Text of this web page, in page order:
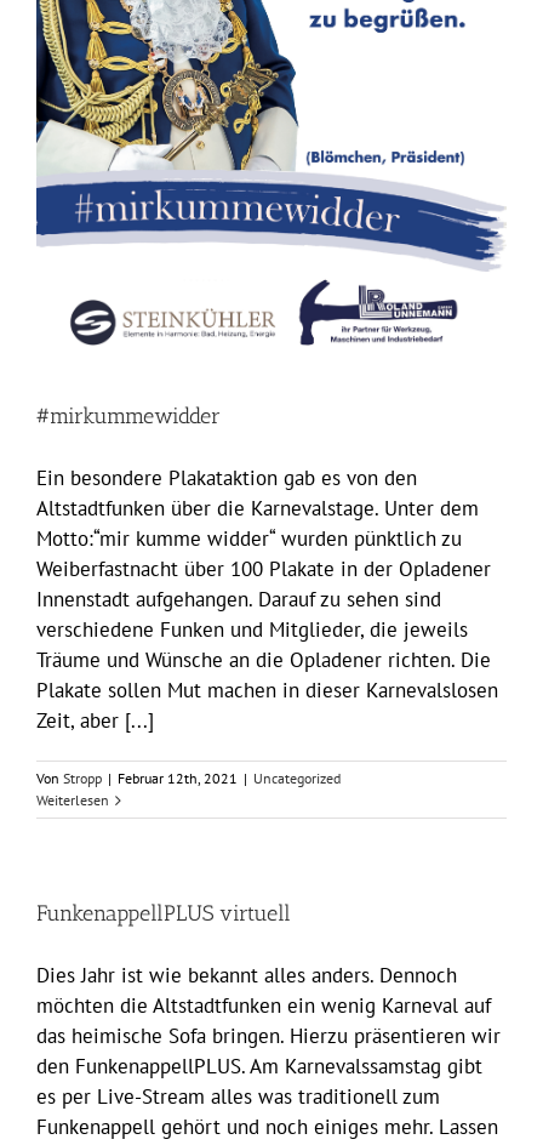
#mirkummewidder
Ein besondere Plakataktion gab es von den
Altstadtfunken über die Karnevalstage. Unter dem
Motto:“mir kumme widder“ wurden pünktlich zu
Weiberfastnacht über 100 Plakate in der Opladener
Innenstadt aufgehangen. Darauf zu sehen sind
verschiedene Funken und Mitglieder, die jeweils
Träume und Wünsche an die Opladener richten. Die
Plakate sollen Mut machen in dieser Karnevalslosen
Zeit, aber [...]
Von Stropp | Februar 12th, 2021 | Uncategorized
Weiterlesen
FunkenappellPLUS virtuell
Dies Jahr ist wie bekannt alles anders. Dennoch
möchten die Altstadtfunken ein wenig Karneval auf
das heimische Sofa bringen. Hierzu präsentieren wir
den FunkenappellPLUS. Am Karnevalssamstag gibt
es per Live-Stream alles was traditionell zum
Funkenappell gehört und noch einiges mehr. Lassen